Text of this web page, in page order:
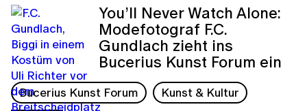
You’ll Never Watch Alone:
Modefotograf F.C.
Gundlach zieht ins
Bucerius Kunst Forum ein
Bucerius Kunst Forum
Kunst & Kultur